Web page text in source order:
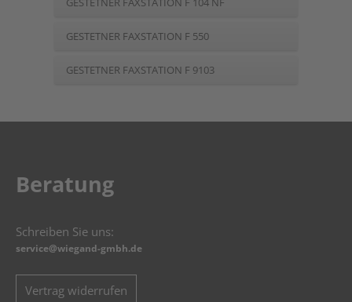
GESTETNER FAXSTATION F 550
GESTETNER FAXSTATION F 9103
Beratung
Schreiben Sie uns:
service@wiegand-gmbh.de
Vertrag widerrufen